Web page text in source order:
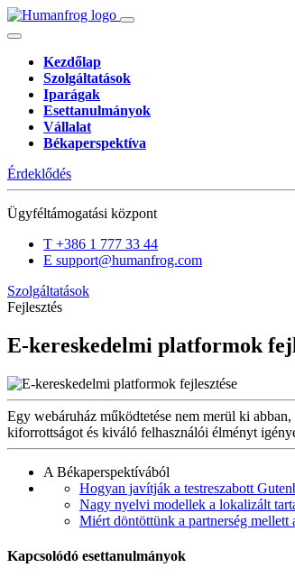
Kezdőlap
Szolgáltatások
Iparágak
Esettanulmányok
Vállalat
Békaperspektíva
Érdeklődés
Ügyféltámogatási központ
T +386 1 777 33 44
E support@humanfrog.com
Szolgáltatások
Fejlesztés
E-kereskedelmi platformok
Egy webáruház működtetése nem merül ki
kiforrottságot és kiváló felhasználói élményt
A Békaperspektívából
Hogyan javítják a testreszabott
Nagy nyelvi modellek a lokalizált
Miért döntöttünk a partnerség mellett
Kapcsolódó esettanulmányok